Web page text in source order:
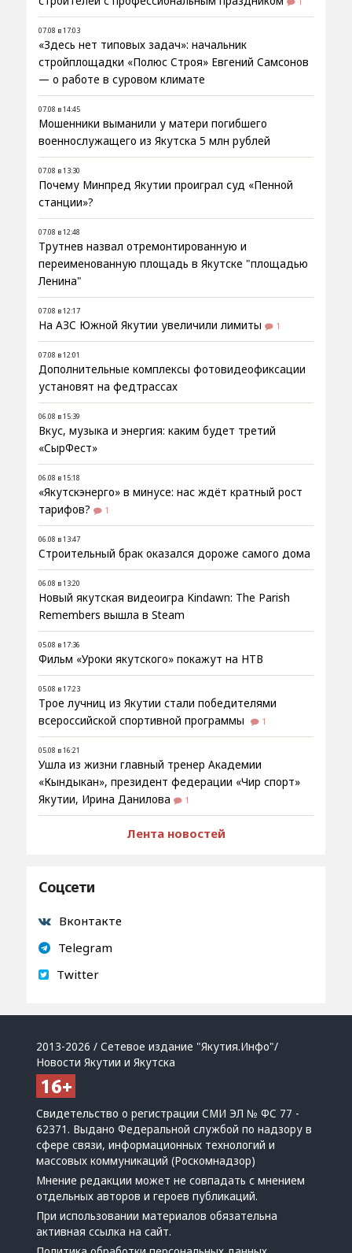
07.08 в 17:03
«Здесь нет типовых задач»: начальник
стройплощадки «Полюс Строя» Евгений Самсонов
— о работе в суровом климате
07.08 в 14:45
Мошенники выманили у матери погибшего
военнослужащего из Якутска 5 млн рублей
07.08 в 13:30
Почему Минпред Якутии проиграл суд «Пенной
станции»?
07.08 в 12:48
Трутнев назвал отремонтированную и
переименованную площадь в Якутске "площадью
Ленина"
07.08 в 12:17
На АЗС Южной Якутии увеличили лимиты 1
07.08 в 12:01
Дополнительные комплексы фотовидеофиксации
установят на федтрассах
06.08 в 15:39
Вкус, музыка и энергия: каким будет третий
«СырФест»
06.08 в 15:18
«Якутскэнерго» в минусе: нас ждёт кратный рост
тарифов?
1
06.08 в 13:47
Строительный брак оказался дороже самого дома
06.08 в 13:20
Новый якутская видеоигра Kindawn: The Parish
Remembers вышла в Steam
05.08 в 17:36
Фильм «Уроки якутского» покажут на НТВ
05.08 в 17:23
Трое лучниц из Якутии стали победителями
всероссийской спортивной программы
1
05.08 в 16:21
Ушла из жизни главный тренер Академии
«Кындыкан», президент федерации «Чир спорт»
Якутии, Ирина Данилова
1
Лента новостей
Соцсети
Вконтакте
Telegram
Twitter
2013-2026 / Сетевое издание "Якутия.Инфо"/
Новости Якутии и Якутска
Свидетельство о регистрации СМИ ЭЛ № ФС 77 -
62371. Выдано Федеральной службой по надзору в
сфере связи, информационных технологий и
массовых коммуникаций (Роскомнадзор)
Мнение редакции может не совпадать с мнением
отдельных авторов и героев публикаций.
При использовании материалов обязательна
активная ссылка на сайт.